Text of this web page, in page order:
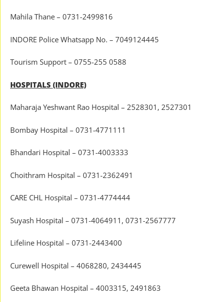
Mahila Thane – 0731-2499816
INDORE Police Whatsapp No. – 7049124445
Tourism Support – 0755-255 0588
HOSPITALS (INDORE)
Maharaja Yeshwant Rao Hospital – 2528301, 2527301
Bombay Hospital – 0731-4771111
Bhandari Hospital – 0731-4003333
Choithram Hospital – 0731-2362491
CARE CHL Hospital – 0731-4774444
Suyash Hospital – 0731-4064911, 0731-2567777
Lifeline Hospital – 0731-2443400
Curewell Hospital – 4068280, 2434445
Geeta Bhawan Hospital – 4003315, 2491863